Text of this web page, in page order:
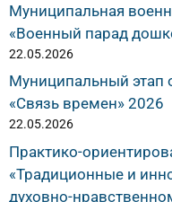
Муниципальная
«Военный парад
22.05.2026
Муниципальный этап
«Связь времен» 2026
22.05.2026
Практико-
«Традиционные и
духовно-